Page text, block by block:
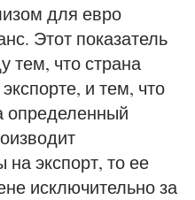
для евро
Этот показатель
тем, что страна
и тем, что
определенный
экспорт, то ее
исключительно за